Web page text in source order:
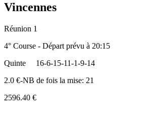
Vincennes
Réunion 1
4° Course - Départ prévu à 20:15
Quinte
16-6-15-11-1-9-14
2.0 €-NB de fois la mise: 21
2596.40 €